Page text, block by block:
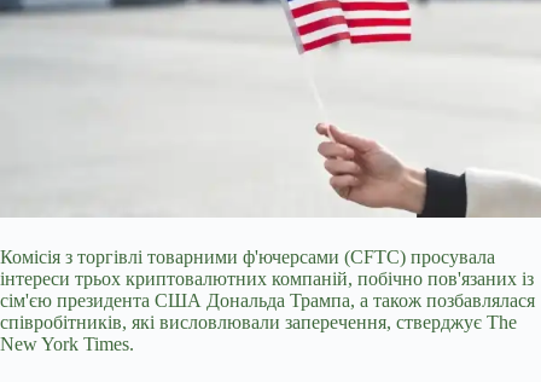
Комісія з торгівлі товарними ф'ючерсами (CFTC) просувала
інтереси трьох криптовалютних компаній, побічно пов'язаних із
сім'єю президента США Дональда Трампа, а також позбавлялася
співробітників, які висловлювали заперечення, стверджує The
New York Times.